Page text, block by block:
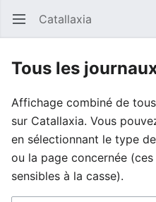
Ouvrir le menu principal Catallaxia
Tous les
Affichage combiné de
sur Catallaxia. Vous
en sélectionnant le type
ou la page concernée
sensibles à la casse).